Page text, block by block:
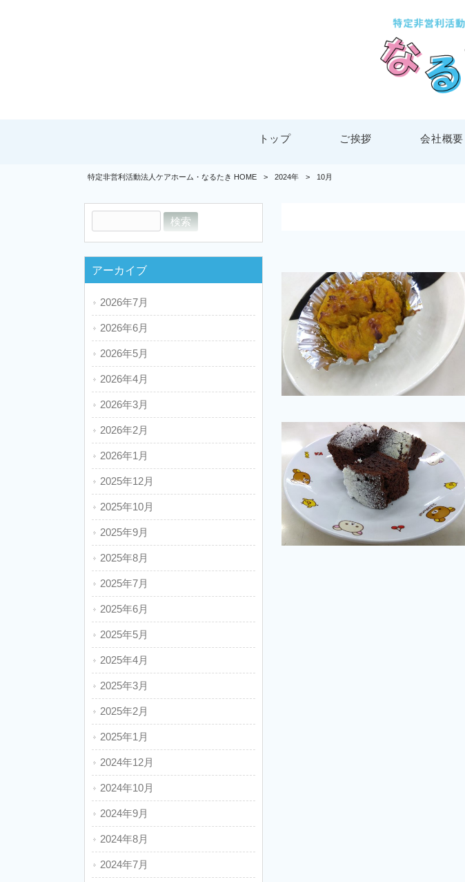
トップ ご挨拶 会社概要
特定非営利活動法人ケアホーム・なるたき HOME > 2024年 > 10月
アーカイブ
2026年7月
2026年6月
2026年5月
2026年4月
2026年3月
2026年2月
2026年1月
2025年12月
2025年10月
2025年9月
2025年8月
2025年7月
2025年6月
2025年5月
2025年4月
2025年3月
2025年2月
2025年1月
2024年12月
2024年10月
2024年9月
2024年8月
2024年7月